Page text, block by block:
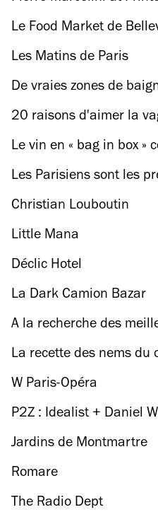
Le Food Market de
chinois
Les Matins de Paris
De vraies zones de
à l'étude pour 2024
20 raisons d'aimer la
Le vin en « bag in box »
plus la sainte bouteille
Les Parisiens sont les
fréquentation des bars !
Christian Louboutin
Little Mana
Déclic Hotel
La Dark Camion Bazar
A la recherche des
le chef Roland
La recette des nems du
W Paris-Opéra
P2Z : Idealist + Daniel
Jardins de Montmartre
Romare
The Radio Dept